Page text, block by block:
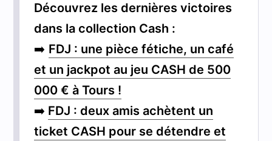
Découvrez les dernières victoires
dans la collection Cash :
➡️ FDJ : une pièce fétiche, un café
et un jackpot au jeu CASH de 500
000 € à Tours !
➡️ FDJ : deux amis achètent un
ticket CASH pour se détendre et